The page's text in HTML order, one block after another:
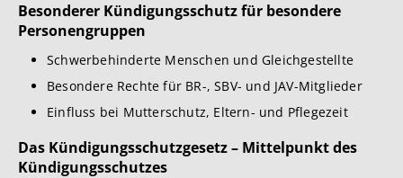
Besonderer Kündigungsschutz für besondere
Personengruppen
Schwerbehinderte Menschen und Gleichgestellte
Besondere Rechte für BR-, SBV- und JAV-Mitglieder
Einfluss bei Mutterschutz, Eltern- und Pflegezeit
Das Kündigungsschutzgesetz – Mittelpunkt des
Kündigungsschutzes